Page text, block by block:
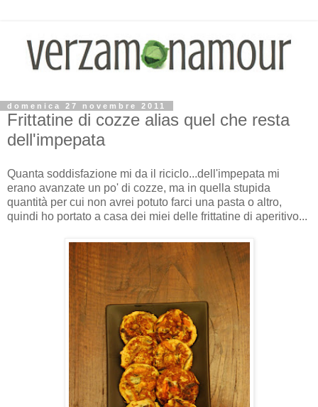
domenica 27 novembre 2011
Frittatine di cozze alias quel che resta
dell'impepata
Quanta soddisfazione mi da il riciclo...dell'impepata mi
erano avanzate un po' di cozze, ma in quella stupida
quantità per cui non avrei potuto farci una pasta o altro,
quindi ho portato a casa dei miei delle frittatine di aperitivo...